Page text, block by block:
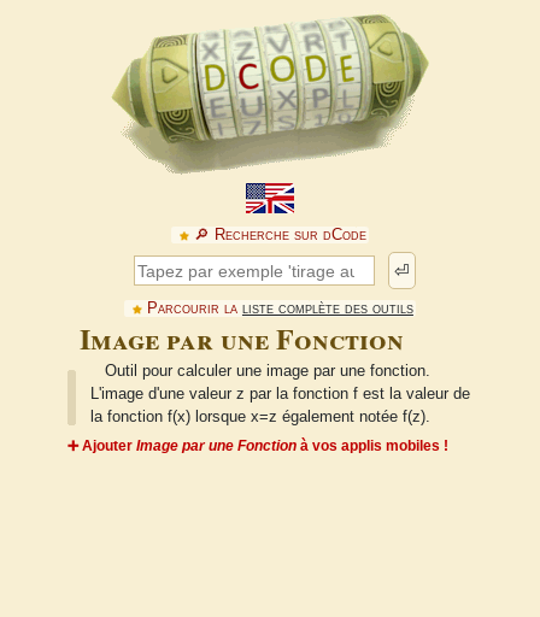
🔎︎ Recherche sur dCode
⏎
Parcourir la liste complète des outils
Image par une Fonction
Outil pour calculer une image par une fonction.
L'image d'une valeur z par la fonction f est la valeur de
la fonction f(x) lorsque x=z également notée f(z).
➕ Ajouter Image par une Fonction à vos applis mobiles !